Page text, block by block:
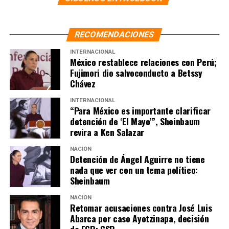
constancias que los acreditan como electos para la Sala
Rendón, Madeleyne Ivett Figueroa Gámez y María
Dolores López Loza.
Finalmente, se le entregaron sus respectivas
constancias de mayoría a José Antonio Troncoso Ávila,
Eva Barrientos Zepeda y Roselia Bustillo Marín como
integrantes de la Sala para la Tercera Circunscripción;
Ixchel Mendoza Aragón, María Cecilia Guevara y Herrera
y José Luis Ceballos Daza para la Cuarta Circunscripción;
y Omar Hernández Esquivel, Marcela Elena Fernández
Domínguez y Roselia Bustillo Marín como parte de la
Sala Regional para la Quinta Circunscripción.
TRIBUNAL DE DISCIPLINA JUDICIAL
SIGUIENTE
RECOMENDACIONES
INTERNACIONAL
México restablece relaciones con Perú;
Fujimori dio salvoconducto a Betssy
Chávez
INTERNACIONAL
“Para México es importante clarificar
detención de ‘El Mayo’”, Sheinbaum
revira a Ken Salazar
NACIÓN
Detención de Ángel Aguirre no tiene
nada que ver con un tema político:
Sheinbaum
NACIÓN
Retomar acusaciones contra José Luis
Abarca por caso Ayotzinapa, decisión